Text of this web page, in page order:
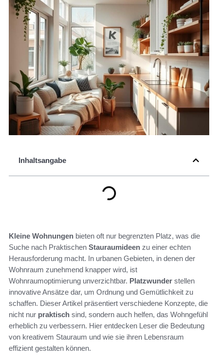
Inhaltsangabe
Kleine Wohnungen bieten oft nur begrenzten Platz, was die
Suche nach Praktischen Stauraumideen zu einer echten
Herausforderung macht. In urbanen Gebieten, in denen der
Wohnraum zunehmend knapper wird, ist
Wohnraumoptimierung unverzichtbar. Platzwunder stellen
innovative Ansätze dar, um Ordnung und Gemütlichkeit zu
schaffen. Dieser Artikel präsentiert verschiedene Konzepte, die
nicht nur praktisch sind, sondern auch helfen, das Wohngefühl
erheblich zu verbessern. Hier entdecken Leser die Bedeutung
von kreativem Stauraum und wie sie ihren Lebensraum
effizient gestalten können.